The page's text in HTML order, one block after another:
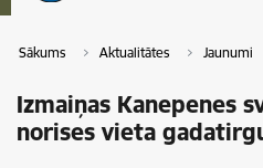
Sākums Aktualitātes Jaunumi
Izmaiņas Kanepenes
norises vieta